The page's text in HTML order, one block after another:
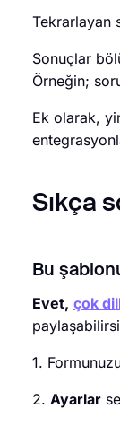
Tekrarlayan
Sonuçlar
Örneğin;
Ek olarak,
Sıkça
Bu
Evet, çok
1.
2. Ayarlar